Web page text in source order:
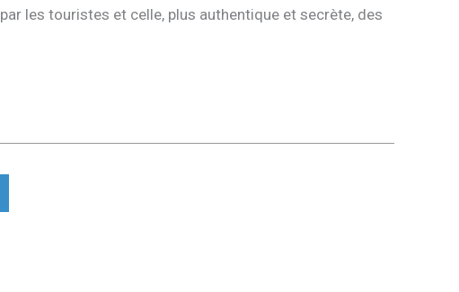
les touristes et celle, plus authentique et secrète, des